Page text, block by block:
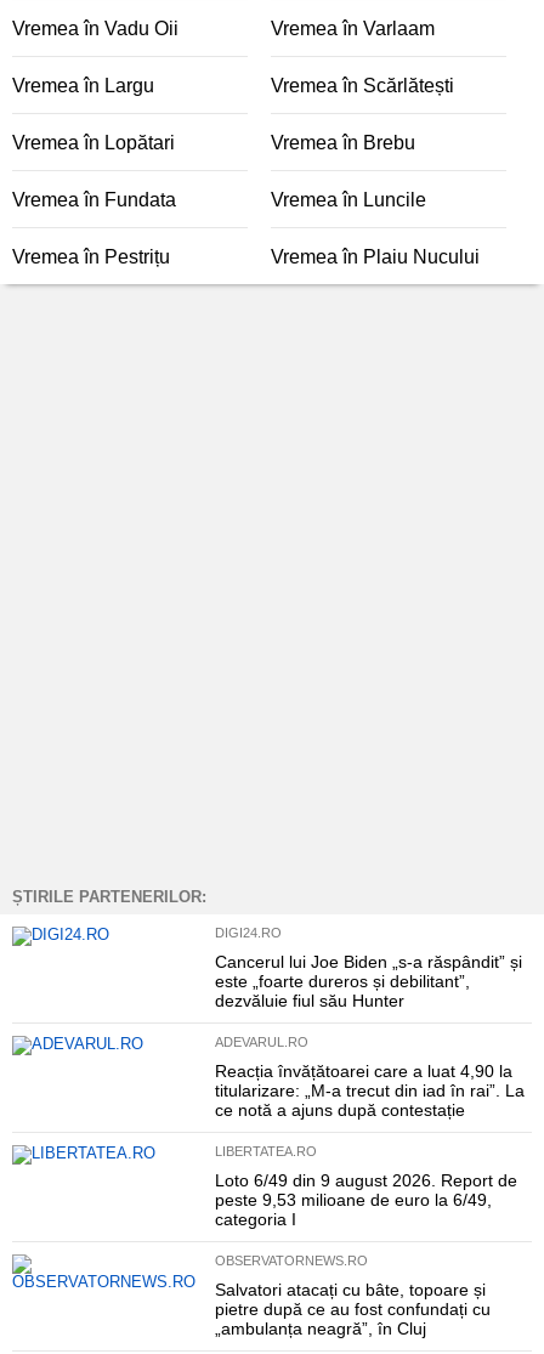
Vremea în Vadu Oii Vremea în Varlaam
Vremea în Largu Vremea în Scărlătești
Vremea în Lopătari Vremea în Brebu
Vremea în Fundata Vremea în Luncile
Vremea în Pestrițu Vremea în Plaiu Nucului
ȘTIRILE PARTENERILOR:
DIGI24.RO
Cancerul lui Joe Biden „s-a răspândit” și
este „foarte dureros și debilitant”,
dezvăluie fiul său Hunter
ADEVARUL.RO
Reacția învățătoarei care a luat 4,90 la
titularizare: „M-a trecut din iad în rai”. La
ce notă a ajuns după contestație
LIBERTATEA.RO
Loto 6/49 din 9 august 2026. Report de
peste 9,53 milioane de euro la 6/49,
categoria I
OBSERVATORNEWS.RO
Salvatori atacați cu bâte, topoare și
pietre după ce au fost confundați cu
„ambulanța neagră”, în Cluj